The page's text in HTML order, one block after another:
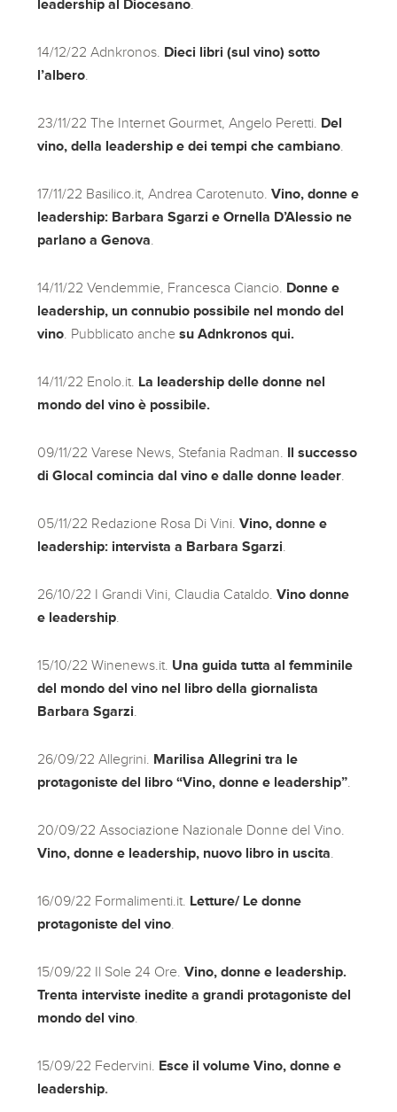
leadership al Diocesano
14/12/22 Adnkronos. Dieci libri (sul vino) sotto
l’albero
23/11/22 The Internet Gourmet, Angelo Peretti. Del
vino, della leadership e dei tempi che cambiano
17/11/22 Basilico.it, Andrea Carotenuto.Vino, donne e
leadership: Barbara Sgarzi e Ornella D’Alessio ne
parlano a Genova
14/11/22 Vendemmie, Francesca Ciancio. Donne e
leadership, un connubio possibile nel mondo del
vino . Pubblicato anche su Adnkronos qui.
14/11/22 Enolo.it. La leadership delle donne nel
mondo del vino è possibile.
09/11/22 Varese News, Stefania Radman. Il successo
di Glocal comincia dal vino e dalle donne leader
05/11/22 Redazione Rosa Di Vini.Vino, donne e
leadership: intervista a Barbara Sgarzi
26/10/22 I Grandi Vini, Claudia Cataldo.Vino donne
e leadership
15/10/22 Winenews.it. Una guida tutta al femminile
del mondo del vino nel libro della giornalista
Barbara Sgarzi
26/09/22 Allegrini. Marilisa Allegrini tra le
protagoniste del libro “Vino, donne e leadership”
20/09/22 Associazione Nazionale Donne del Vino.
Vino, donne e leadership, nuovo libro in uscita
16/09/22 Formalimenti.it. Letture/ Le donne
protagoniste del vino
15/09/22 Il Sole 24 Ore.Vino, donne e leadership.
Trenta interviste inedite a grandi protagoniste del
mondo del vino
15/09/22 Federvini. Esce il volume Vino, donne e
leadership.